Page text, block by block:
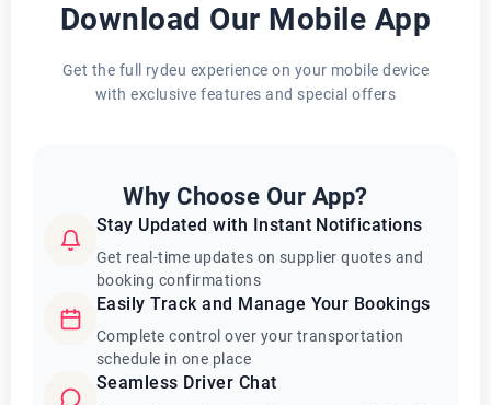
Download Our Mobile App
Get the full rydeu experience on your mobile device
with exclusive features and special offers
Why Choose Our App?
Stay Updated with Instant Notifications
Get real-time updates on supplier quotes and
booking confirmations
Easily Track and Manage Your Bookings
Complete control over your transportation
schedule in one place
Seamless Driver Chat